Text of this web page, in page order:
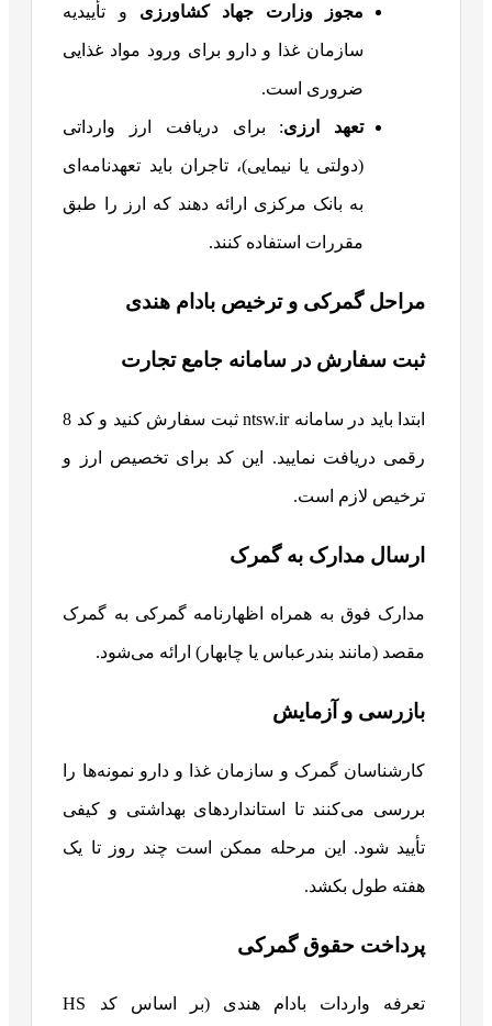
مجوز وزارت جهاد کشاورزی و تأییدیه
سازمان غذا و دارو برای ورود مواد غذایی
ضروری است.
تعهد ارزی: برای دریافت ارز وارداتی
(دولتی یا نیمایی)، تاجران باید تعهدنامه‌ای
به بانک مرکزی ارائه دهند که ارز را طبق
مقررات استفاده کنند.
مراحل گمرکی و ترخیص بادام هندی
ثبت سفارش در سامانه جامع تجارت
ابتدا باید در سامانه ntsw.ir ثبت سفارش کنید و کد 8
رقمی دریافت نمایید. این کد برای تخصیص ارز و
ترخیص لازم است.
ارسال مدارک به گمرک
مدارک فوق به همراه اظهارنامه گمرکی به گمرک
مقصد (مانند بندرعباس یا چابهار) ارائه می‌شود.
بازرسی و آزمایش
کارشناسان گمرک و سازمان غذا و دارو نمونه‌ها را
بررسی می‌کنند تا استانداردهای بهداشتی و کیفی
تأیید شود. این مرحله ممکن است چند روز تا یک
هفته طول بکشد.
پرداخت حقوق گمرکی
تعرفه واردات بادام هندی (بر اساس کد HS